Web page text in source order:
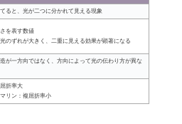
ると、光が二つに分かれて見える現象
を表す数値
のずれが大きく、二重に見える効果が顕著になる
が一方向ではなく、方向によって光の伝わり方が異な
折率大
リン：複屈折率小